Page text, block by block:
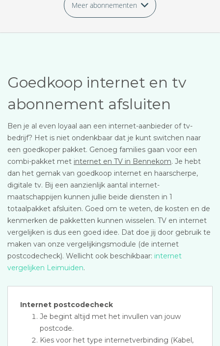
Meer abonnementen
Goedkoop internet en tv
abonnement afsluiten
Ben je al even loyaal aan een internet-aanbieder of tv-
bedrijf? Het is niet ondenkbaar dat je kunt switchen naar
een goedkoper pakket. Genoeg families gaan voor een
combi-pakket met internet en TV in Bennekom. Je hebt
dan het gemak van goedkoop internet en haarscherpe,
digitale tv. Bij een aanzienlijk aantal internet-
maatschappijen kunnen jullie beide diensten in 1
totaalpakket afsluiten. Goed om te weten, de kosten en de
kenmerken de pakketten kunnen wisselen. TV en internet
vergelijken is dus een goed idee. Dat doe jij door gebruik te
maken van onze vergelijkingsmodule (de internet
postcodecheck). Wellicht ook beschikbaar: internet
vergelijken Leimuiden.
Internet postcodecheck
Je begint altijd met het invullen van jouw
postcode.
Kies voor het type internetverbinding (Kabel,